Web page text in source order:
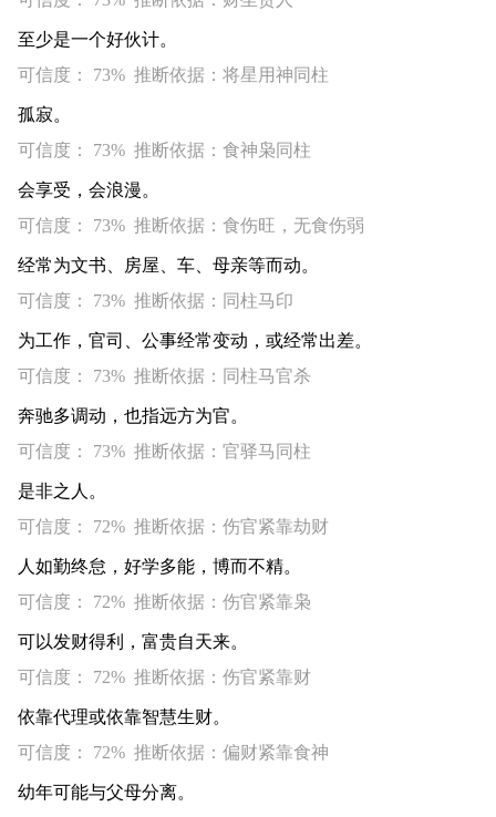
至少是一个好伙计。
可信度： 73% 推断依据：将星用神同柱
孤寂。
可信度： 73% 推断依据：食神枭同柱
会享受，会浪漫。
可信度： 73% 推断依据：食伤旺，无食伤弱
经常为文书、房屋、车、母亲等而动。
可信度： 73% 推断依据：同柱马印
为工作，官司、公事经常变动，或经常出差。
可信度： 73% 推断依据：同柱马官杀
奔驰多调动，也指远方为官。
可信度： 73% 推断依据：官驿马同柱
是非之人。
可信度： 72% 推断依据：伤官紧靠劫财
人如勤终怠，好学多能，博而不精。
可信度： 72% 推断依据：伤官紧靠枭
可以发财得利，富贵自天来。
可信度： 72% 推断依据：伤官紧靠财
依靠代理或依靠智慧生财。
可信度： 72% 推断依据：偏财紧靠食神
幼年可能与父母分离。